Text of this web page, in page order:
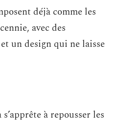
déjà comme les
avec des
un design qui ne laisse
à repousser les